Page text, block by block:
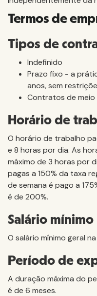
Termos de
Tipos de
Indefinido
Prazo fixo - a
anos, sem
Contratos de
Horário de
O horário de trabalho
e 8 horas por dia. As
máximo de 3 horas por
pagas a 150% da taxa
de semana é pago a
é de 200%.
Salário mínimo
O salário mínimo geral
Período de
A duração máxima do
é de 6 meses.